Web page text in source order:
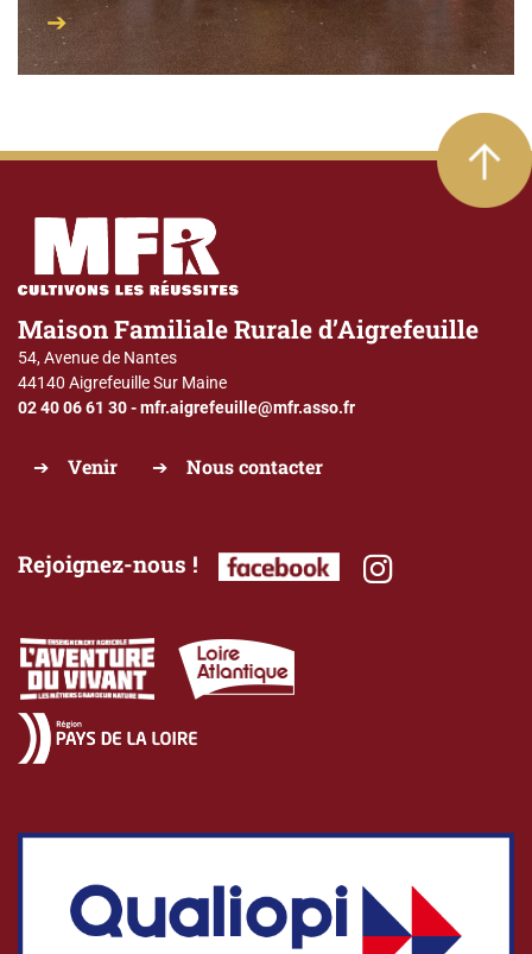
Maison Familiale Rurale d’Aigrefeuille
54, Avenue de Nantes
44140 Aigrefeuille Sur Maine
02 40 06 61 30-mfr.aigrefeuille@mfr.asso.fr
Venir Nous contacter
Rejoignez-nous !